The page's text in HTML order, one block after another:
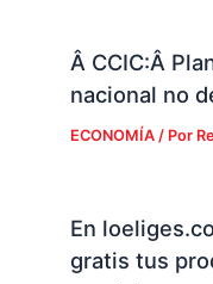
Â CCIC:Â
nacional no
ECONOMÍA/ Por
En
gratis tus